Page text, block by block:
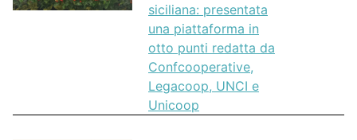
siciliana: presentata
una piattaforma in
otto punti redatta da
Confcooperative,
Legacoop, UNCI e
Unicoop